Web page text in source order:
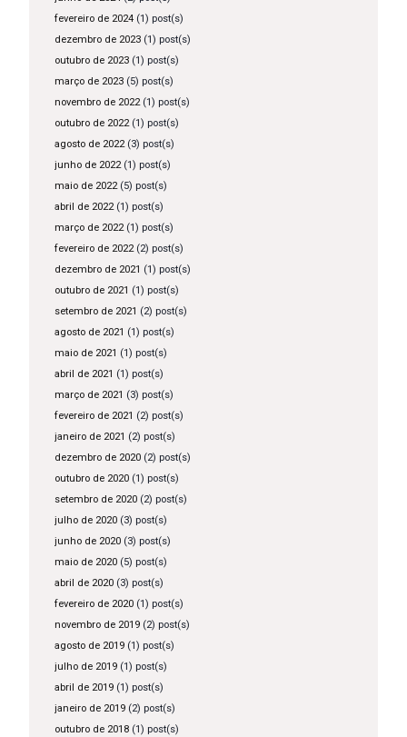
fevereiro de 2024(1) post(s)
dezembro de 2023(1) post(s)
outubro de 2023(1) post(s)
março de 2023(5) post(s)
novembro de 2022(1) post(s)
outubro de 2022(1) post(s)
agosto de 2022(3) post(s)
junho de 2022(1) post(s)
maio de 2022(5) post(s)
abril de 2022(1) post(s)
março de 2022(1) post(s)
fevereiro de 2022(2) post(s)
dezembro de 2021 (1) post(s)
outubro de 2021 (1) post(s)
setembro de 2021 (2) post(s)
agosto de 2021 (1) post(s)
maio de 2021 (1) post(s)
abril de 2021 (1) post(s)
março de 2021 (3) post(s)
fevereiro de 2021 (2) post(s)
janeiro de 2021 (2) post(s)
dezembro de 2020(2) post(s)
outubro de 2020(1) post(s)
setembro de 2020(2) post(s)
julho de 2020(3) post(s)
junho de 2020(3) post(s)
maio de 2020(5) post(s)
abril de 2020(3) post(s)
fevereiro de 2020(1) post(s)
novembro de 2019(2) post(s)
agosto de 2019(1) post(s)
julho de 2019(1) post(s)
abril de 2019(1) post(s)
janeiro de 2019(2) post(s)
outubro de 2018(1) post(s)